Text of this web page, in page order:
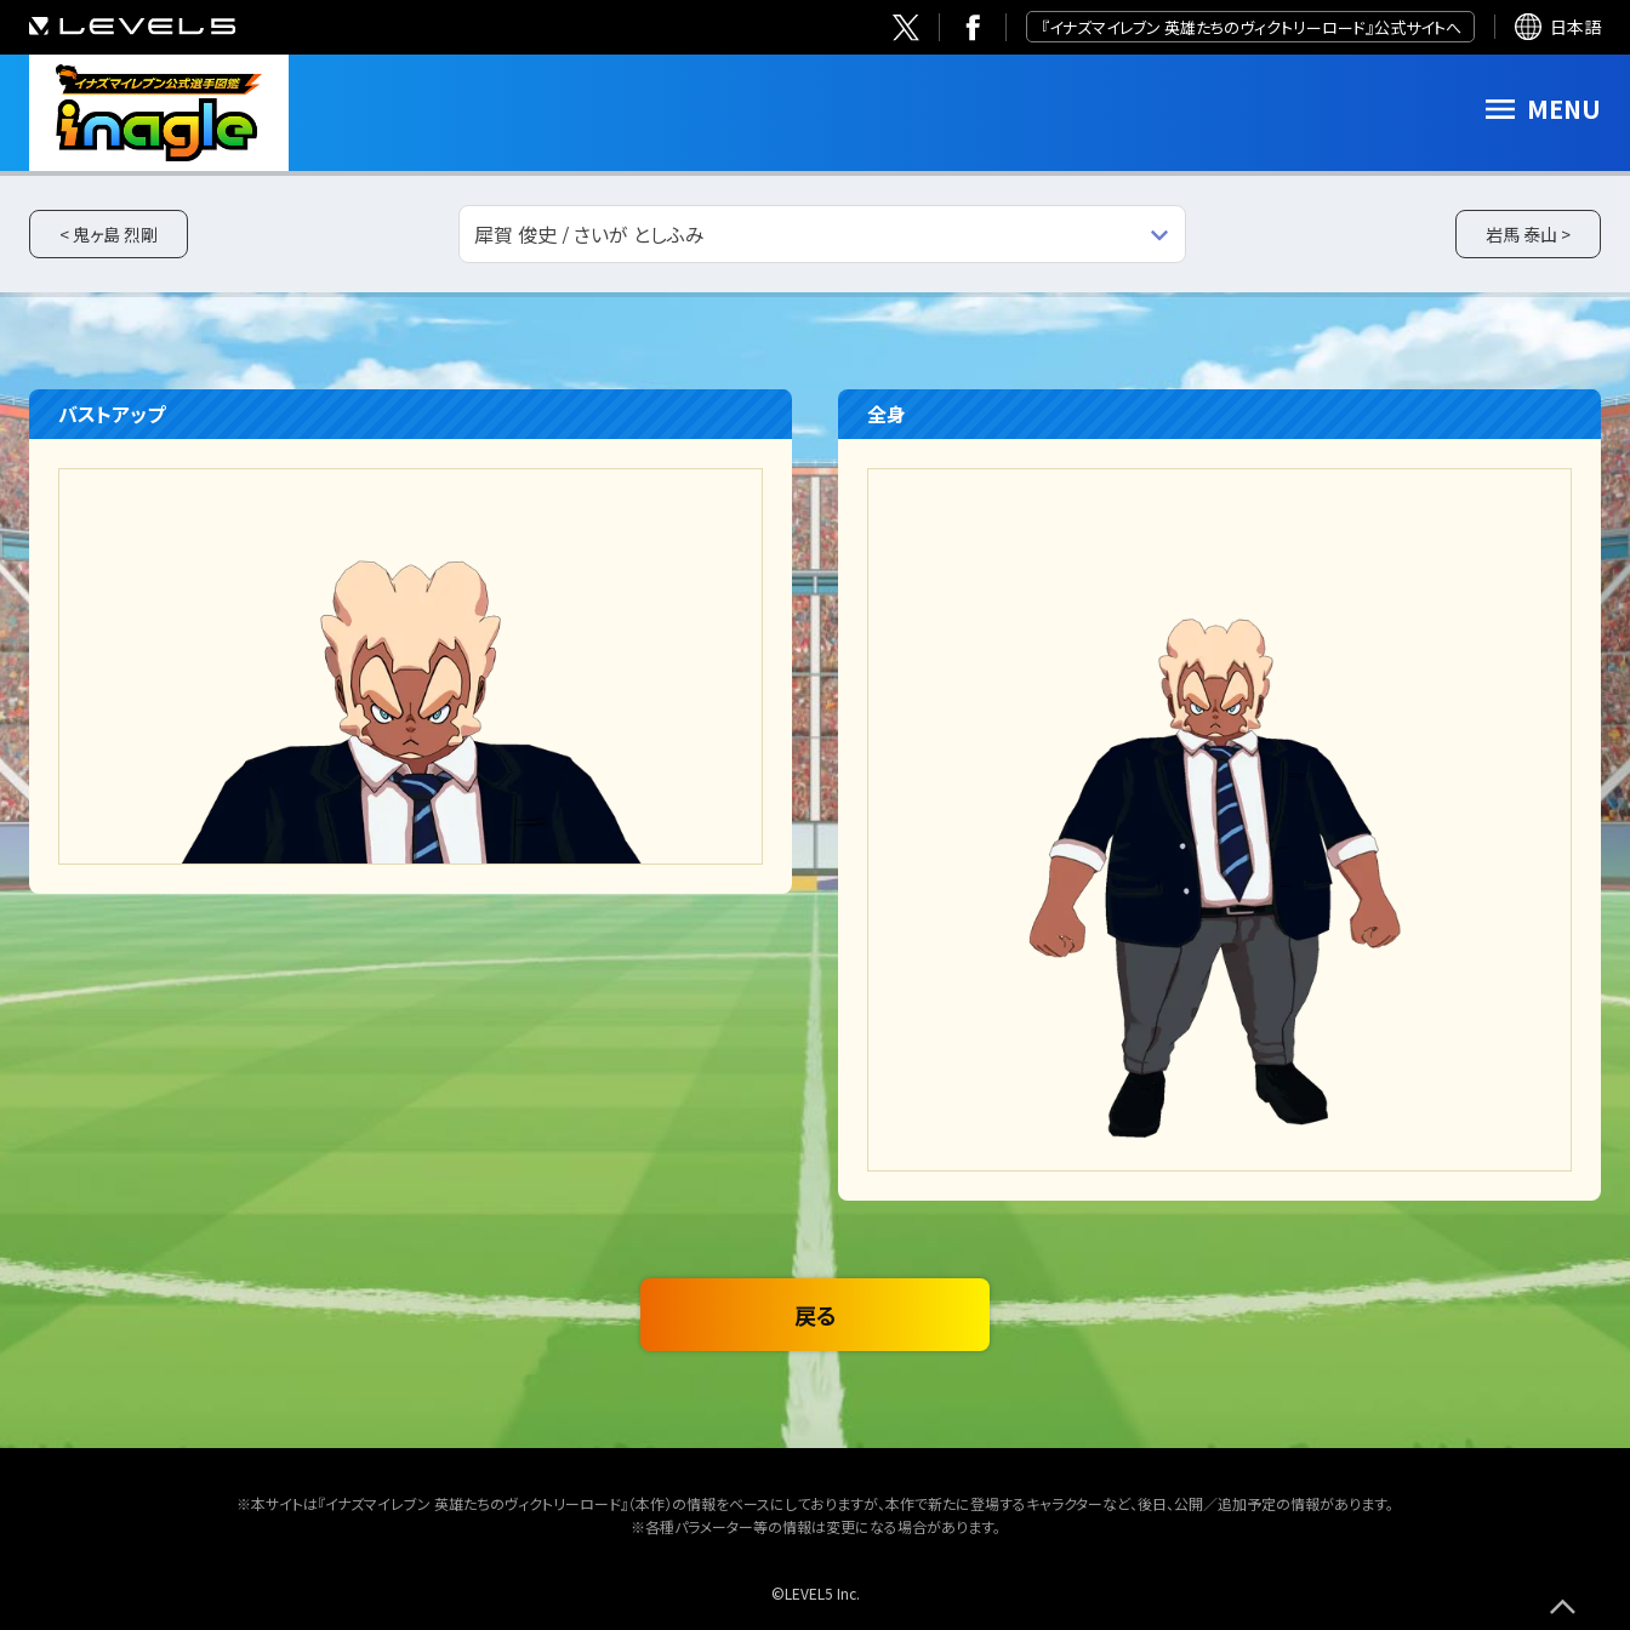
『イナズマイレブン 英雄たちのヴィクトリーロード』公式サイトへ 日本語
MENU
< 鬼ヶ島 烈剛 犀賀 俊史 / さいが としふみ 岩馬 泰山 >
バストアップ 全身
戻る
※本サイトは『イナズマイレブン 英雄たちのヴィクトリーロード』（本作）の情報をベースにしておりますが、本作で新たに登場するキャラクターなど、後日、公開／追加予定の情報があります。
※各種パラメーター等の情報は変更になる場合があります。
©LEVEL5 Inc.